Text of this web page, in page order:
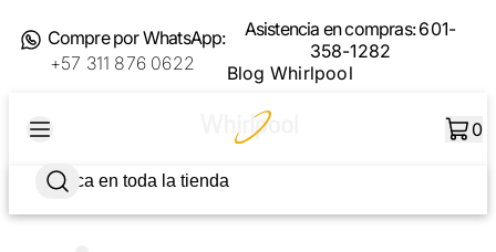
Compre por WhatsApp:
+57 311 876 0622
Asistencia en compras:601-
358-1282
Blog Whirlpool
0